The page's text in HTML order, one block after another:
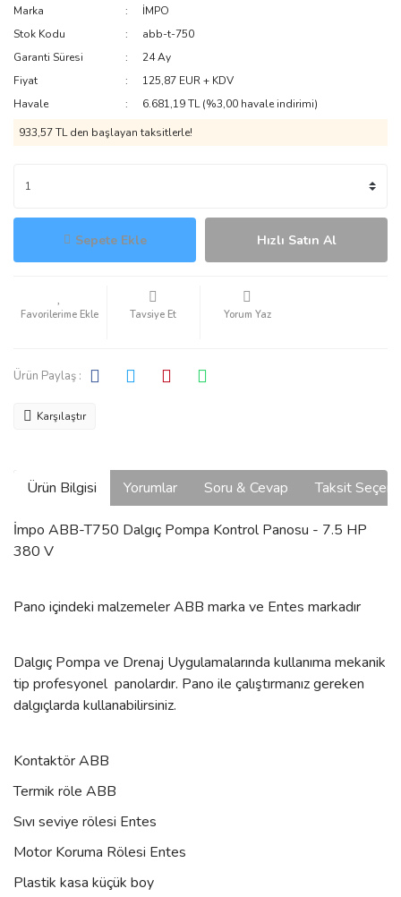
Marka
İMPO
Stok Kodu
abb-t-750
Garanti Süresi
24 Ay
Fiyat
125,87 EUR + KDV
Havale
6.681,19 TL (%3,00 havale indirimi)
933,57 TL den başlayan taksitlerle!
Sepete Ekle Hızlı Satın Al
Tavsiye Et Yorum Yaz
Ürün Paylaş :
Karşılaştır
Ürün Bilgisi Yorumlar Soru & Cevap Taksit
İmpo ABB-T750 Dalgıç Pompa Kontrol Panosu - 7.5 HP
380 V
Pano içindeki malzemeler ABB marka ve Entes markadır
Dalgıç Pompa ve Drenaj Uygulamalarında kullanıma mekanik
tip profesyonel panolardır. Pano ile çalıştırmanız gereken
dalgıçlarda kullanabilirsiniz.
Kontaktör ABB
Termik röle ABB
Sıvı seviye rölesi Entes
Motor Koruma Rölesi Entes
Plastik kasa küçük boy